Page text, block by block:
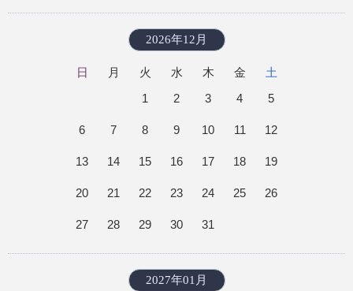
2026年12月
日 月 火 水 木 金
土
1
2 3 4 5
6 7 8 9 10 11 12
13 14 15 16 17 18 19
20 21 22 23 24 25 26
27 28 29 30 31
2027年01月